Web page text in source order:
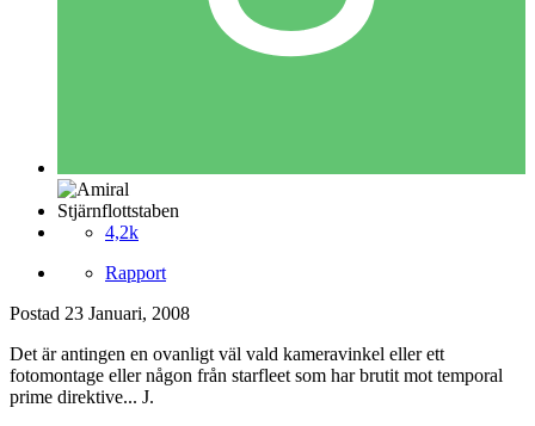
Stjärnflottstaben
4,2k
Rapport
Postad 23 Januari, 2008
Det är antingen en ovanligt väl vald kameravinkel eller ett
fotomontage eller någon från starfleet som har brutit mot temporal
prime direktive... J.